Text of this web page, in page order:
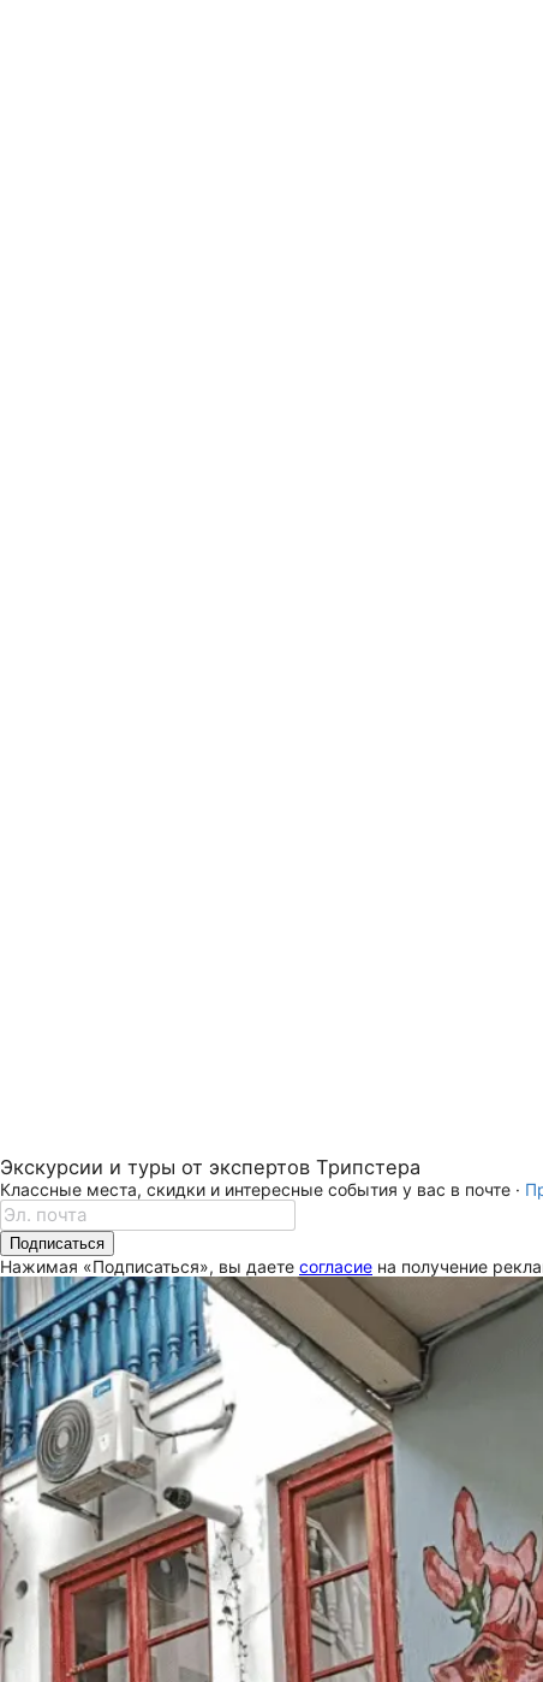
Экскурсии и туры от экспертов Трипстера
Классные места, скидки и интересные события у вас в почте ·
Подписаться
Нажимая «Подписаться», вы даете согласие на получение